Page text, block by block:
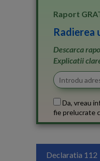
Raport
Radierea
Descarca
Explicatii
Da, vreau
fie prelucrate
Declaratia 112